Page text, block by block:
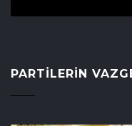
PARTILERIN